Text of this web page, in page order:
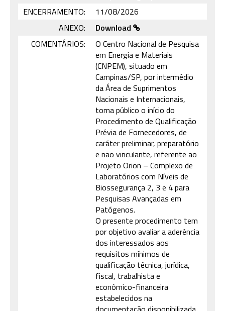
ENCERRAMENTO:
11/08/2026
ANEXO:
Download
COMENTÁRIOS:
O Centro Nacional de Pesquisa
em Energia e Materiais
(CNPEM), situado em
Campinas/SP, por intermédio
da Área de Suprimentos
Nacionais e Internacionais,
torna público o início do
Procedimento de Qualificação
Prévia de Fornecedores, de
caráter preliminar, preparatório
e não vinculante, referente ao
Projeto Orion – Complexo de
Laboratórios com Níveis de
Biossegurança 2, 3 e 4 para
Pesquisas Avançadas em
Patógenos.
O presente procedimento tem
por objetivo avaliar a aderência
dos interessados aos
requisitos mínimos de
qualificação técnica, jurídica,
fiscal, trabalhista e
econômico-financeira
estabelecidos na